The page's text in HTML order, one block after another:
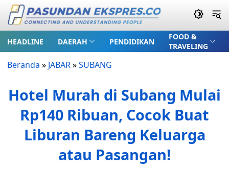
HEADLINE DAERAH PENDIDIKAN
FOOD &
TRAVELING
Beranda » JABAR»SUBANG
Hotel Murah di Subang Mulai
Rp140 Ribuan, Cocok Buat
Liburan Bareng Keluarga
atau Pasangan!